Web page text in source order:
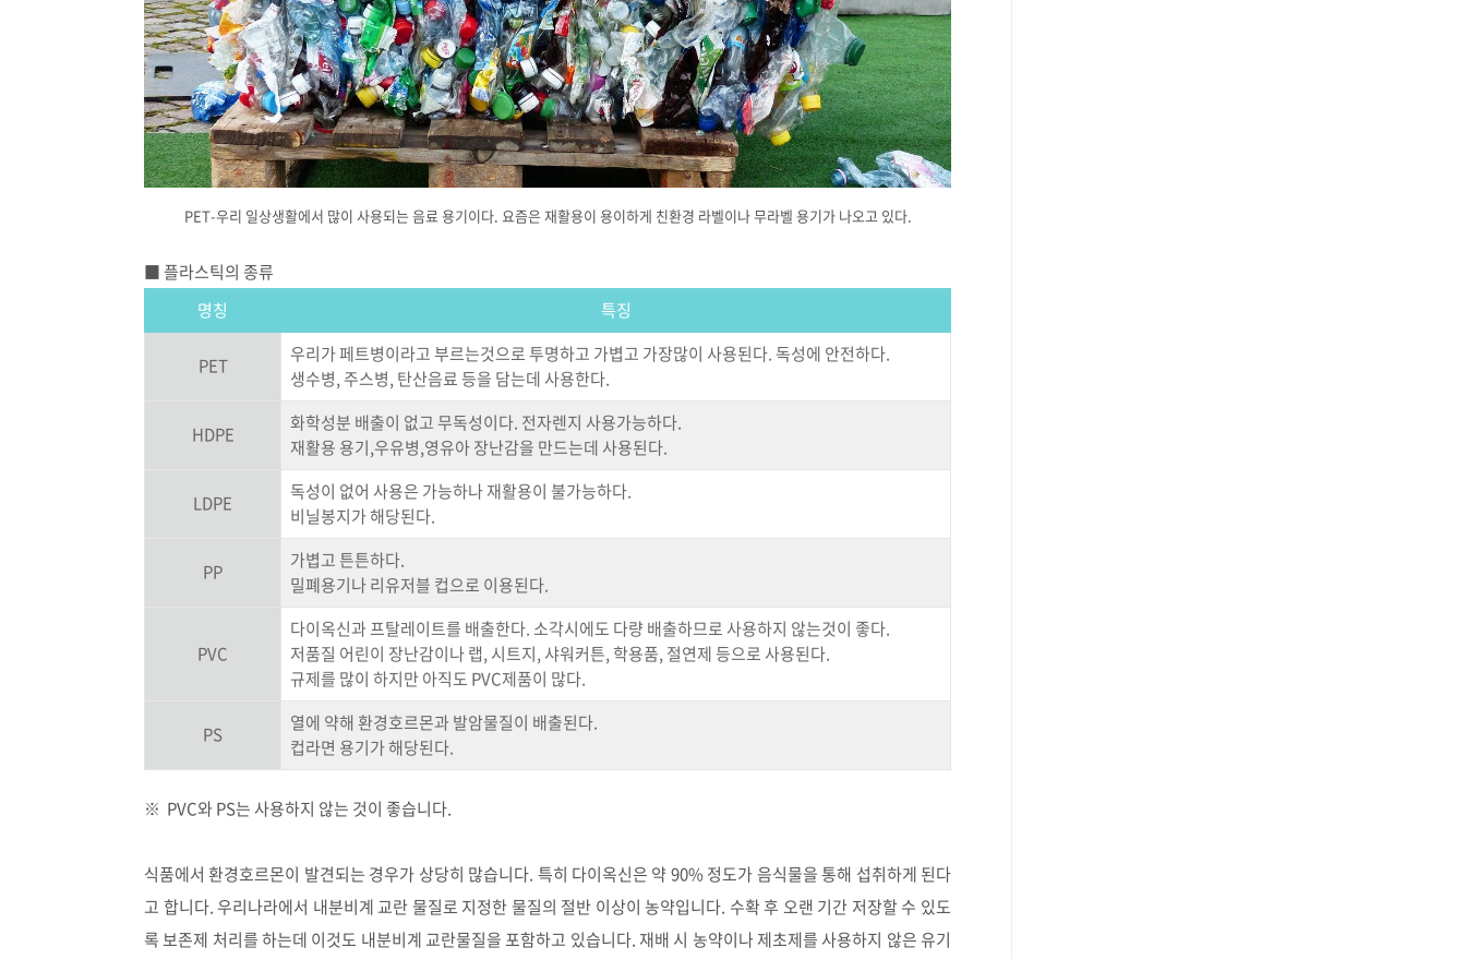
PET-우리 일상생활에서 많이 사용되는 음료 용기이다. 요즘은 재활용이 용이하게 친환경 라벨이나 무라벨 용기가 나오고 있다.
■ 플라스틱의 종류
명칭
특징
PET
우리가 페트병이라고 부르는것으로 투명하고 가볍고 가장많이 사용된다. 독성에 안전하다.
생수병, 주스병, 탄산음료 등을 담는데 사용한다.
HDPE
화학성분 배출이 없고 무독성이다. 전자렌지 사용가능하다.
재활용 용기,우유병,영유아 장난감을 만드는데 사용된다.
LDPE
독성이 없어 사용은 가능하나 재활용이 불가능하다.
비닐봉지가 해당된다.
PP
가볍고 튼튼하다.
밀폐용기나 리유저블 컵으로 이용된다.
PVC
다이옥신과 프탈레이트를 배출한다. 소각시에도 다량 배출하므로 사용하지 않는것이 좋다.
저품질 어린이 장난감이나 랩, 시트지, 샤워커튼, 학용품, 절연제 등으로 사용된다.
규제를 많이 하지만 아직도 PVC제품이 많다.
PS
열에 약해 환경호르몬과 발암물질이 배출된다.
컵라면 용기가 해당된다.
※ PVC와 PS는 사용하지 않는 것이 좋습니다.
식품에서 환경호르몬이 발견되는 경우가 상당히 많습니다. 특히 다이옥신은 약 90% 정도가 음식물을 통해 섭취하게 된다
고 합니다. 우리나라에서 내분비계 교란 물질로 지정한 물질의 절반 이상이 농약입니다. 수확 후 오랜 기간 저장할 수 있도
록 보존제 처리를 하는데 이것도 내분비계 교란물질을 포함하고 있습니다. 재배 시 농약이나 제초제를 사용하지 않은 유기